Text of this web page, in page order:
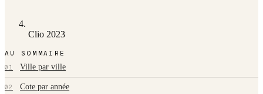
Clio 2023
AU SOMMAIRE
01 Ville par ville
02 Cote par année